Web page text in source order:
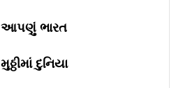
આપણું ભારત
મુઠ્ઠીમાં દુનિયા